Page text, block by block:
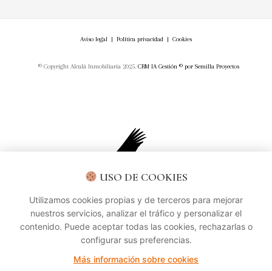
© Copyright Alcalá Inmobiliaria 2025. CRM IA Gestión ©por Semilla Proyectos
Aviso legal | Política privacidad | Cookies
USO DE COOKIES
Utilizamos cookies propias y de terceros para mejorar
nuestros servicios, analizar el tráfico y personalizar el
contenido. Puede aceptar todas las cookies, rechazarlas o
configurar sus preferencias.
Más información sobre cookies